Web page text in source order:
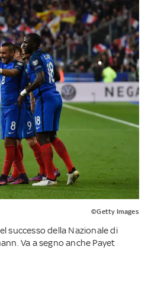
©Getty Images
successo della Nazionale di
Va a segno anche Payet